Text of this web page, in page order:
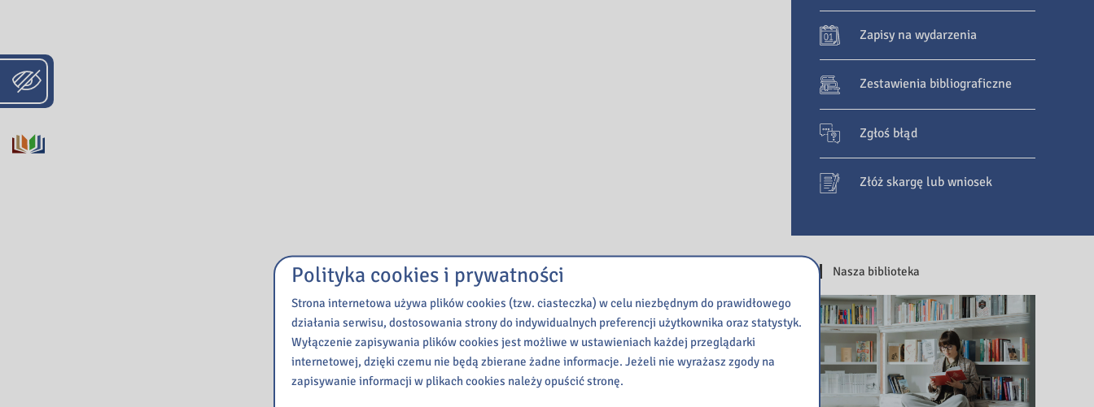
Zapisy na wydarzenia
Zestawienia bibliograficzne
Zgłoś błąd
Złóż skargę lub wniosek
Nasza biblioteka
Polityka cookies i prywatności
Strona internetowa używa plików cookies (tzw. ciasteczka) w celu niezbędnym do prawidłowego
działania serwisu, dostosowania strony do indywidualnych preferencji użytkownika oraz statystyk.
Wyłączenie zapisywania plików cookies jest możliwe w ustawieniach każdej przeglądarki
internetowej, dzięki czemu nie będą zbierane żadne informacje. Jeżeli nie wyrażasz zgody na
zapisywanie informacji w plikach cookies należy opuścić stronę.